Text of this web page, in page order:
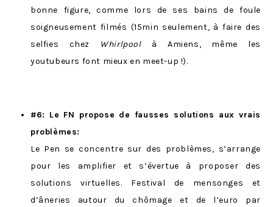
bonne figure, comme lors de ses bains de foule
soigneusement filmés (15min seulement, à faire des
selfies chez
Whirlpoolà Amiens, même les
youtubeurs font mieux en meet-up !).
#6: Le FN propose de fausses solutions aux vrais
problèmes:
Le Pen se concentre sur des problèmes, s’arrange
pour les amplifier et s’évertue à proposer des
solutions virtuelles. Festival de mensonges et
d’âneries autour du chômage et de l’euro par